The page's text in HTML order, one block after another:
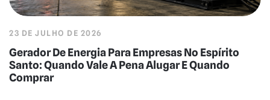
23 DE JULHO DE 2026
Gerador De Energia Para Empresas No Espírito
Santo: Quando Vale A Pena Alugar E Quando
Comprar